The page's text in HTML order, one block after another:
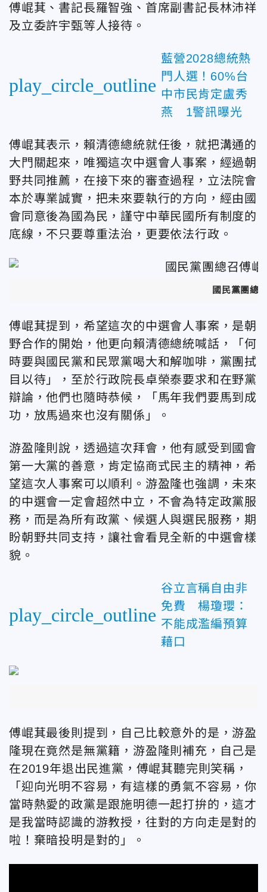
傅崐萁、書記長羅智強、首席副書記長林沛祥
及立委許宇甄等人接待。
play_circle_outline
藍營2028總統熱
門人選！60%台
中市民肯定盧秀
燕 1警訊曝光
傅崐萁表示，賴清德總統就任後，就把溝通的
大門關起來，唯獨這次中選會人事案，經過朝
野共同推薦，在接下來的審查過程，立法院會
本於專業誠實，把未來要執行的方向，經由國
會同意後為國為民，謹守中華民國所有制度的
底線，不只要尊重法治，更要依法行政。
國民黨團總
傅崐萁提到，希望這次的中選會人事案，是朝
野合作的開始，他更向賴清德總統喊話，「何
時要與國民黨和民眾黨喝大和解咖啡，黨團拭
目以待」，至於行政院長卓榮泰要求和在野黨
辯論，他們也隨時恭候，「馬年我們要馬到成
功，放馬過來也沒有關係」。
游盈隆則說，透過這次拜會，他有感受到國會
第一大黨的善意，肯定協商式民主的精神，希
望這次人事案可以順利。游盈隆也強調，未來
的中選會一定會超然中立，不會為特定政黨服
務，而是為所有政黨、候選人與選民服務，期
盼朝野共同支持，讓社會看見全新的中選會樣
貌。
play_circle_outline
谷立言稱自由非
免費 楊瓊瓔：
不能成濫編預算
藉口
傅崐萁最後則提到，自己比較意外的是，游盈
隆現在竟然是無黨籍，游盈隆則補充，自己是
在2019年退出民進黨，傅崐萁聽完則笑稱，
「迎向光明不容易，有這樣的勇氣不容易，你
當時熱愛的政黨是跟施明德一起打拚的，這才
是我當時認識的游教授，往對的方向走是對的
啦！棄暗投明是對的」。